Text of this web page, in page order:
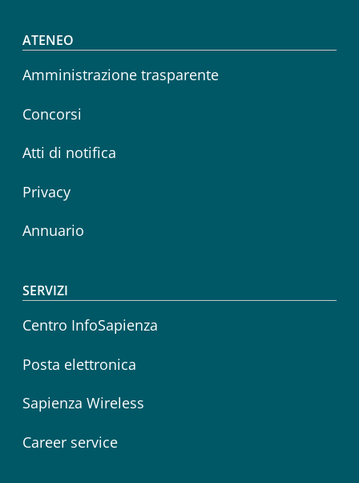
Footer menu
ATENEO
Amministrazione trasparente
Concorsi
Atti di notifica
Privacy
Annuario
SERVIZI
Centro InfoSapienza
Posta elettronica
Sapienza Wireless
Career service